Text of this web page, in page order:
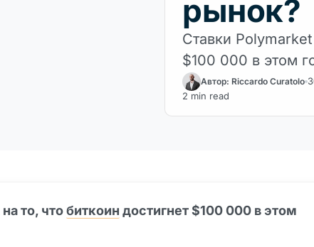
рынок?
Ставки
$100 000 в этом
Автор: Riccardo Curatolo
2 min read
то, чтобиткоин достигнет $100 000 в этом